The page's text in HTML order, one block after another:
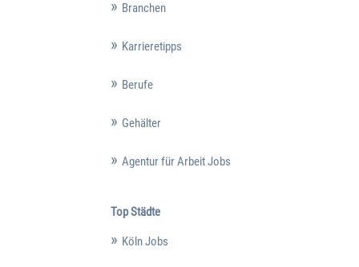
Branchen
Karrieretipps
Berufe
Gehälter
Agentur für Arbeit Jobs
Top Städte
Köln Jobs